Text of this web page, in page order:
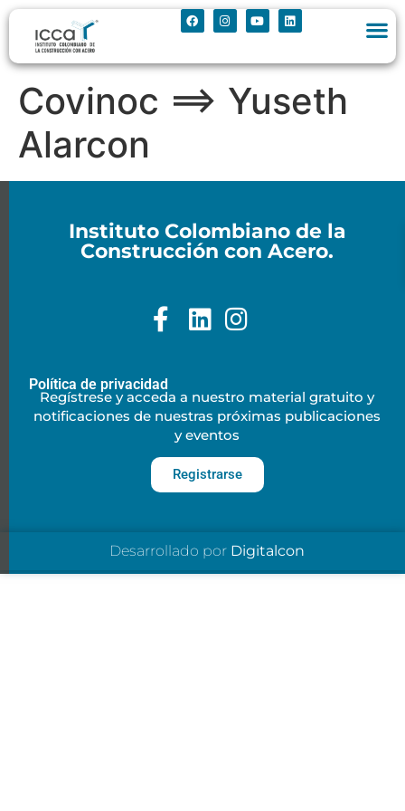
Covinoc ==> Yuseth
Alarcon
Instituto Colombiano de la
Construcción con Acero.
Política de privacidad
Regístrese y acceda a nuestro material gratuito y
notificaciones de nuestras próximas publicaciones
y eventos
Registrarse
Desarrollado por Digitalcon